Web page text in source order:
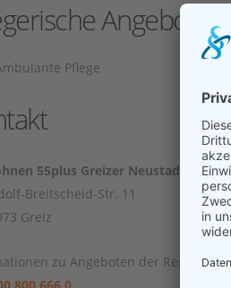
Angebote
Pflege
55plus Greizer Neustadt
Breitscheid-Str. 11
Greiz
zu Angeboten der Region